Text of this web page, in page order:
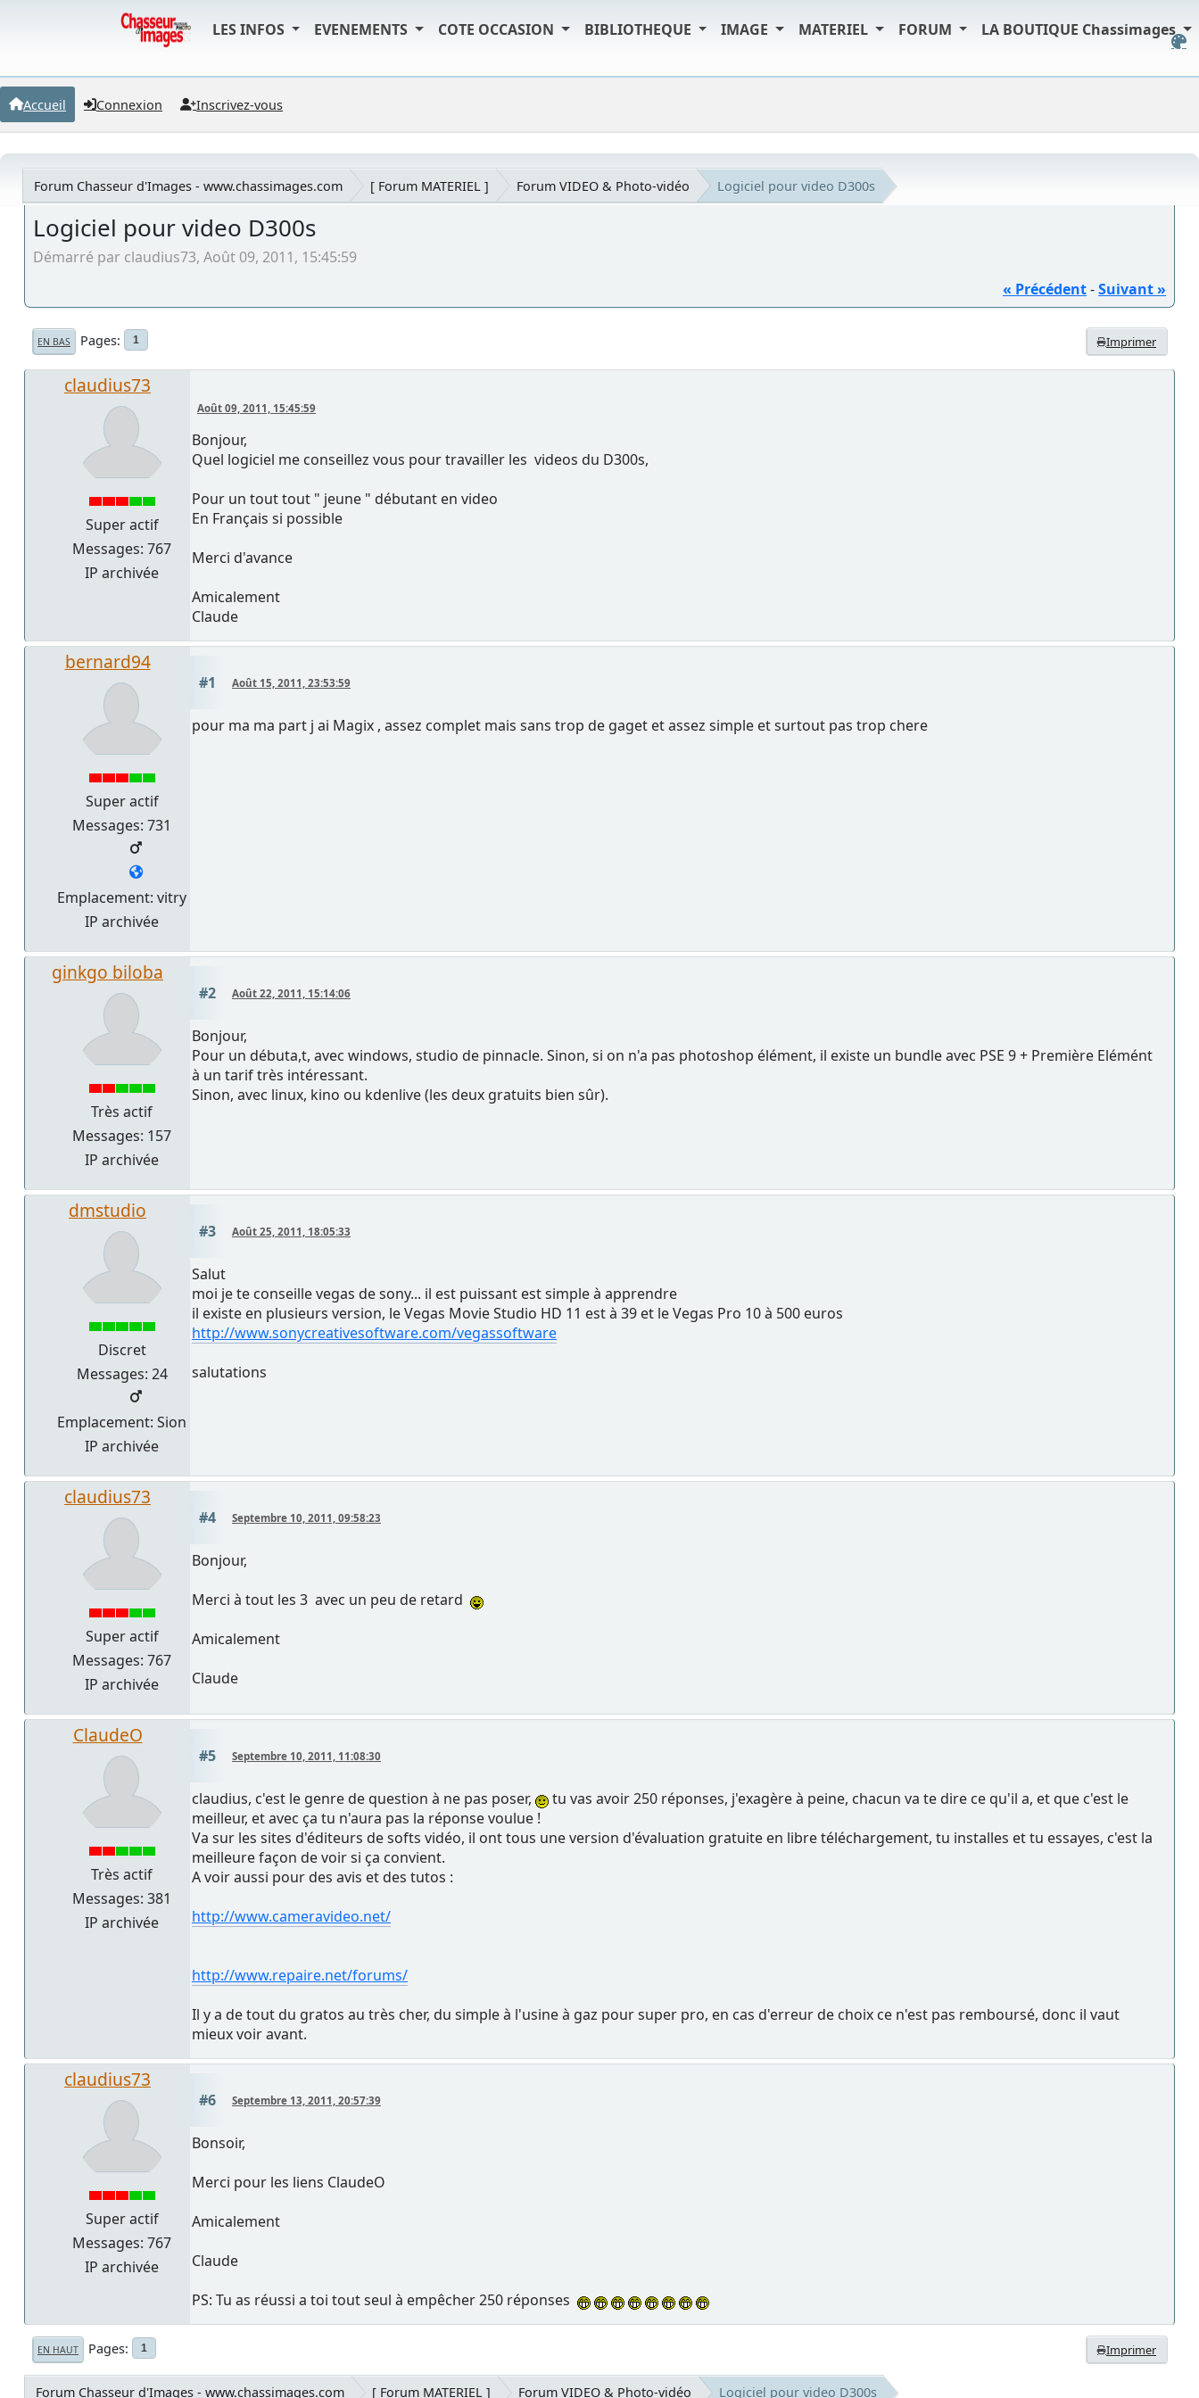
LES INFOS EVENEMENTS COTE OCCASION BIBLIOTHEQUE IMAGE MATERIEL FORUM LA BOUTIQUE Chassimages
Accueil Connexion Inscrivez-vous
Forum Chasseur d'Images - www.chassimages.com [ Forum MATERIEL ] Forum VIDEO & Photo-vidéo Logiciel pour video D300s
Logiciel pour video D300s
Démarré par claudius73, Août 09, 2011, 15:45:59
« Précédent-Suivant »
Imprimer
EN BAS Pages 1
claudius73
Super actif
Messages: 767
IP archivée
Août 09, 2011, 15:45:59
Bonjour,
Quel logiciel me conseillez vous pour travailler les videos du D300s,
Pour un tout tout " jeune " débutant en video
En Français si possible
Merci d'avance
Amicalement
Claude
bernard94
Super actif
Messages: 731
Emplacement: vitry
IP archivée
#1 Août 15, 2011, 23:53:59
pour ma ma part j ai Magix , assez complet mais sans trop de gaget et assez simple et surtout pas trop chere
ginkgo biloba
Très actif
Messages: 157
IP archivée
#2 Août 22, 2011, 15:14:06
Bonjour,
Pour un débuta,t, avec windows, studio de pinnacle. Sinon, si on n'a pas photoshop élément, il existe un bundle avec PSE 9 + Première Elémént
à un tarif très intéressant.
Sinon, avec linux, kino ou kdenlive (les deux gratuits bien sûr).
dmstudio
Discret
Messages: 24
Emplacement: Sion
IP archivée
#3 Août 25, 2011, 18:05:33
Salut
moi je te conseille vegas de sony... il est puissant est simple à apprendre
il existe en plusieurs version, le Vegas Movie Studio HD 11 est à 39 et le Vegas Pro 10 à 500 euros
http://www.sonycreativesoftware.com/vegassoftware
salutations
claudius73
Super actif
Messages: 767
IP archivée
#4 Septembre 10, 2011, 09:58:23
Bonjour,
Merci à tout les 3 avec un peu de retard
Amicalement
Claude
ClaudeO
Très actif
Messages: 381
IP archivée
#5 Septembre 10, 2011, 11:08:30
claudius, c'est le genre de question à ne pas poser,
tu vas avoir 250 réponses, j'exagère à peine, chacun va te dire ce qu'il a, et que c'est le
meilleur, et avec ça tu n'aura pas la réponse voulue !
Va sur les sites d'éditeurs de softs vidéo, il ont tous une version d'évaluation gratuite en libre téléchargement, tu installes et tu essayes, c'est la
meilleure façon de voir si ça convient.
A voir aussi pour des avis et des tutos :
http://www.cameravideo.net/
http://www.repaire.net/forums/
Il y a de tout du gratos au très cher, du simple à l'usine à gaz pour super pro, en cas d'erreur de choix ce n'est pas remboursé, donc il vaut
mieux voir avant.
claudius73
Super actif
Messages: 767
IP archivée
#6 Septembre 13, 2011, 20:57:39
Bonsoir,
Merci pour les liens ClaudeO
Amicalement
Claude
PS: Tu as réussi a toi tout seul à empêcher 250 réponses
Imprimer
EN HAUT Pages 1
Forum Chasseur d'Images - www.chassimages.com [ Forum MATERIEL ] Forum VIDEO & Photo-vidéo Logiciel pour video D300s